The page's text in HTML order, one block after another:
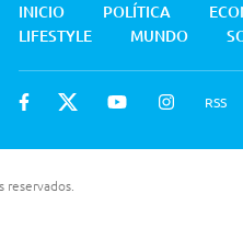
INICIO POLÍTICA
LIFESTYLE
MUNDO
RSS